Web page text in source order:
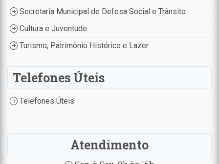
Secretaria Municipal de Defesa Social e Trânsito
Cultura e Juventude
Turismo, Patrimônio Histórico e Lazer
Telefones Úteis
Telefones Úteis
Atendimento